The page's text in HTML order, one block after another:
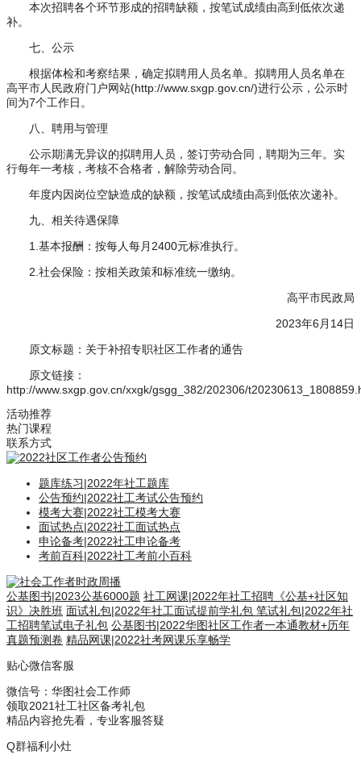
本次招聘各个环节形成的招聘缺额，按笔试成绩由高到低依次递
补。
七、公示
根据体检和考察结果，确定拟聘用人员名单。拟聘用人员名单在
高平市人民政府门户网站(http://www.sxgp.gov.cn/)进行公示，公示时
间为7个工作日。
八、聘用与管理
公示期满无异议的拟聘用人员，签订劳动合同，聘期为三年。实
行每年一考核，考核不合格者，解除劳动合同。
年度内因岗位空缺造成的缺额，按笔试成绩由高到低依次递补。
九、相关待遇保障
1.基本报酬：按每人每月2400元标准执行。
2.社会保险：按相关政策和标准统一缴纳。
高平市民政局
2023年6月14日
原文标题：关于补招专职社区工作者的通告
原文链接：
http://www.sxgp.gov.cn/xxgk/gsgg_382/202306/
活动推荐
热门课程
联系方式
题库练习|2022年社工题库
公告预约|2022社工考试公告预约
模考大赛|2022社工模考大赛
面试热点|2022社工面试热点
申论备考|2022社工申论备考
考前百科|2022社工考前小百科
公基图书|2023公基6000题 社工网课|2022年社工招聘《公基+社区知
识》决胜班 面试礼包|2022年社工面试提前学礼包 笔试礼包|2022年社
工招聘笔试电子礼包 公基图书|2022华图社区工作者一本通教材+历年
真题预测卷 精品网课|2022社考网课乐享畅学
贴心微信客服
微信号： 华图社会工作师
领取2021社工社区备考礼包
精品内容抢先看，专业客服答疑
Q群福利小灶